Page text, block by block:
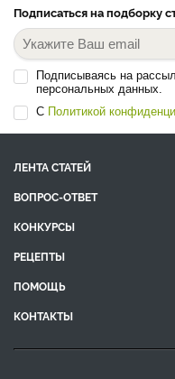
Подписаться на подборку
Подписываясь на
персональных данных.
С Политикой
ЛЕНТА СТАТЕЙ
ВОПРОС-ОТВЕТ
КОНКУРСЫ
РЕЦЕПТЫ
ПОМОЩЬ
КОНТАКТЫ